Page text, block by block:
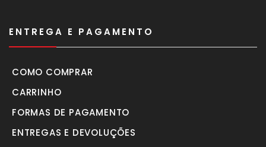
ENTREGA E PAGAMENTO
COMO COMPRAR
CARRINHO
FORMAS DE PAGAMENTO
ENTREGAS E DEVOLUÇÕES